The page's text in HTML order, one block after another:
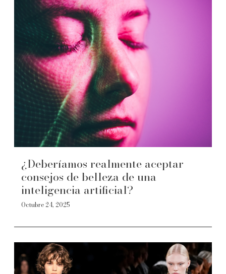
¿Deberíamos realmente aceptar
consejos de belleza de una
inteligencia artificial?
Octubre 24, 2025